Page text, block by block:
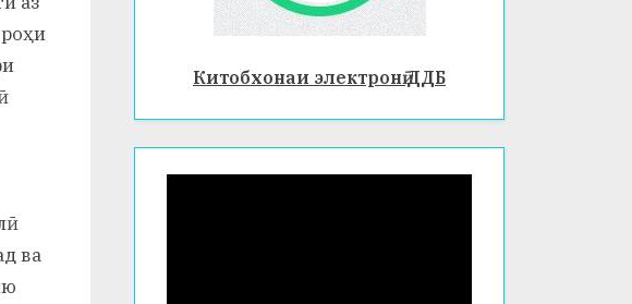
ва
Китобхонаи электронӣ ДДБ